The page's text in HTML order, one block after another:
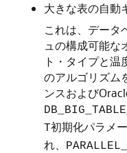
大きな表の自動
これは、データ
ュの構成可能な
ト・タイプと
のアルゴリズム
ンスおよび
T初期化パラメ
れ、